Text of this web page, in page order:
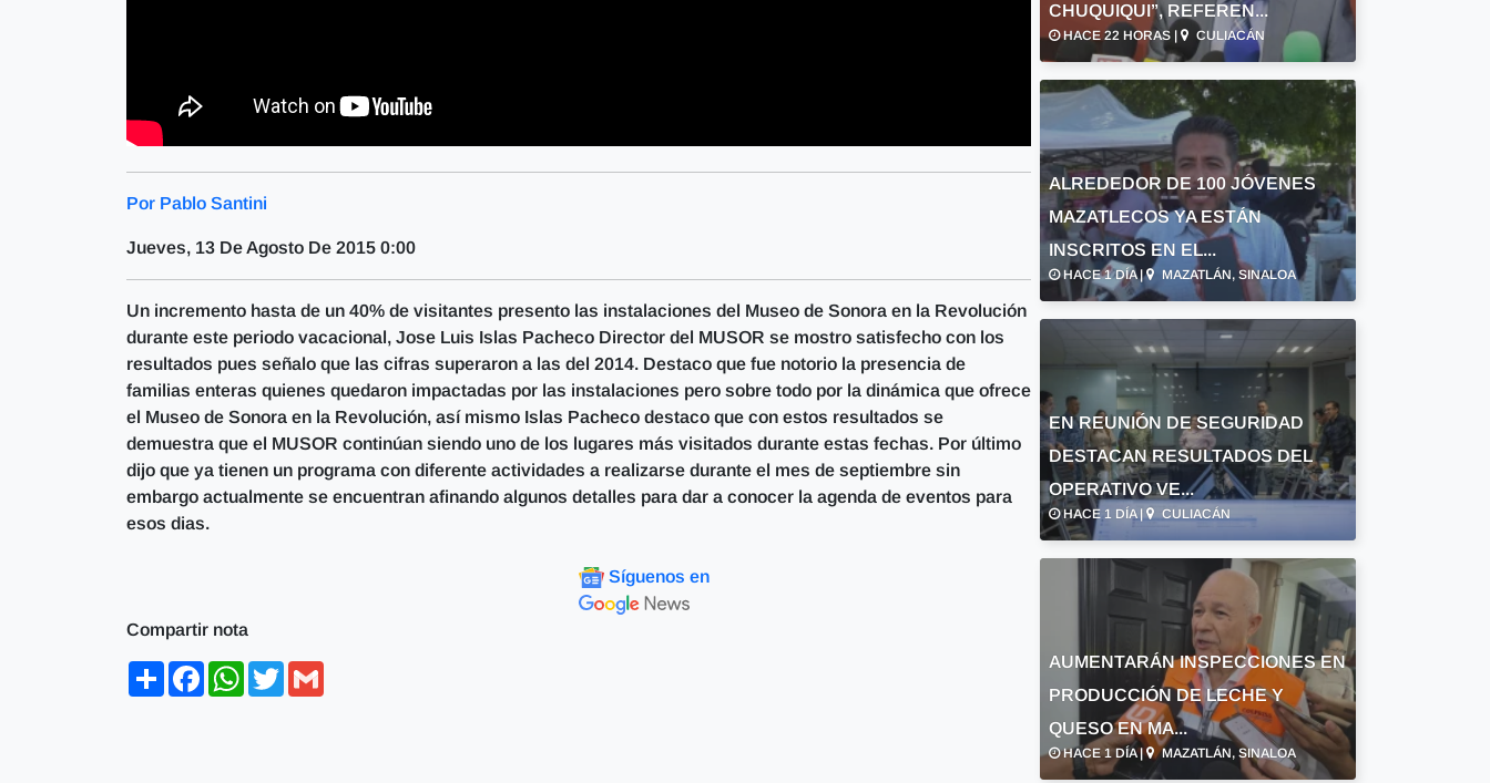
Por Pablo Santini
Jueves, 13 De Agosto De 2015 0:00
Un incremento hasta de un 40% de visitantes presento las instalaciones del Museo de Sonora en la Revolución
durante este periodo vacacional, Jose Luis Islas Pacheco Director del MUSOR se mostro satisfecho con los
resultados pues señalo que las cifras superaron a las del 2014. Destaco que fue notorio la presencia de
familias enteras quienes quedaron impactadas por las instalaciones pero sobre todo por la dinámica que ofrece
el Museo de Sonora en la Revolución, así mismo Islas Pacheco destaco que con estos resultados se
demuestra que el MUSOR continúan siendo uno de los lugares más visitados durante estas fechas. Por último
dijo que ya tienen un programa con diferente actividades a realizarse durante el mes de septiembre sin
embargo actualmente se encuentran afinando algunos detalles para dar a conocer la agenda de eventos para
esos dias.
Síguenos en
Compartir nota
ShareFacebookWhatsApp
Twitter
CHUQUIQUI”, REFEREN...
HACE 22 HORAS | CULIACÁN
ALREDEDOR DE 100 JÓVENES
MAZATLECOS YA ESTÁN
INSCRITOS EN EL...
HACE 1 DÍA | MAZATLÁN, SINALOA
EN REUNIÓN DE SEGURIDAD
DESTACAN RESULTADOS DEL
OPERATIVO VE...
HACE 1 DÍA | CULIACÁN
AUMENTARÁN INSPECCIONES EN
PRODUCCIÓN DE LECHE Y
QUESO EN MA...
HACE 1 DÍA | MAZATLÁN, SINALOA